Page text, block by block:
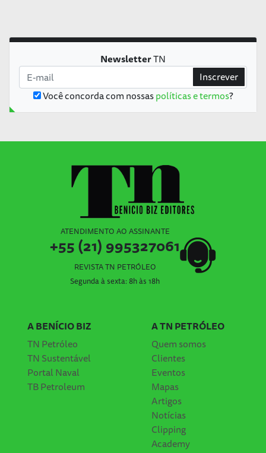
NewsletterTN
Você concorda com nossaspolíticas e termos?
Inscrever
ATENDIMENTO AO ASSINANTE
+55 (21) 995327061
REVISTA TN PETRÓLEO
Segunda à sexta: 8h às 18h
A BENÍCIO BIZ
TN Petróleo
TN Sustentável
Portal Naval
TB Petroleum
A TN PETRÓLEO
Quem somos
Clientes
Eventos
Mapas
Artigos
Notícias
Clipping
Academy